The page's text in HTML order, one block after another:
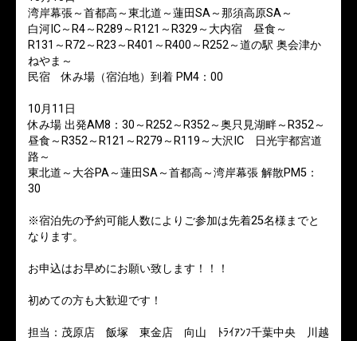
湾岸幕張～首都高～東北道～蓮田SA～那須高原SA～
白河IC～R4～R289～R121～R329～大内宿 昼食～
R131～R72～R23～R401～R400～R252～道の駅 奥会津か
ねやま～
民宿 休み場（宿泊地）到着 PM4：00
10月11日
休み場 出発AM8：30～R252～R352～奥只見湖畔～R352～
昼食～R352～R121～R279～R119～大沢IC 日光宇都宮道
路～
東北道～大谷PA～蓮田SA～首都高～湾岸幕張 解散PM5：
30
※宿泊先の予約可能人数によりご参加は先着25名様までと
なります。
お申込はお早めにお願い致します！！！
初めての方も大歓迎です！
担当：茂原店 飯塚 東金店 向山 ﾄﾗｲｱﾝﾌ千葉中央 川越